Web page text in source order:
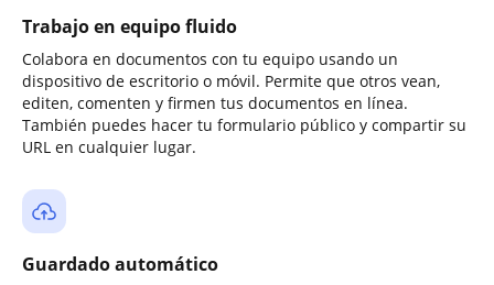
Trabajo en equipo fluido
Colabora en documentos con tu equipo usando un
dispositivo de escritorio o móvil. Permite que otros vean,
editen, comenten y firmen tus documentos en línea.
También puedes hacer tu formulario público y compartir su
URL en cualquier lugar.
Guardado automático